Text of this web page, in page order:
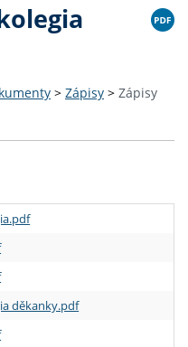
> Zápisy > Zápisy
děkanky.pdf